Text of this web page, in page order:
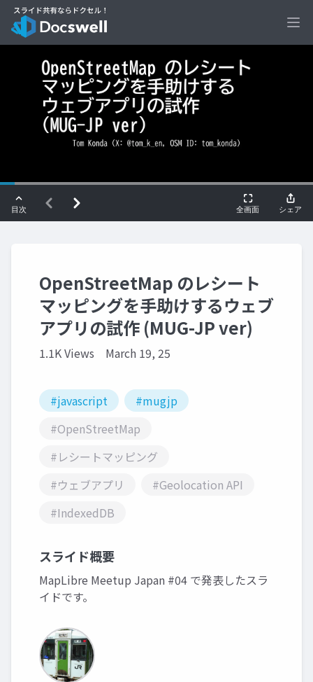
OpenStreetMap のレシート
マッピングを手助けするウェブ
アプリの試作 (MUG-JP ver)
1.1K Views March 19, 25
#javascript
#mugjp
#OpenStreetMap
#レシートマッピング
#ウェブアプリ
#Geolocation API
#IndexedDB
スライド概要
MapLibre Meetup Japan #04 で発表したスラ
イドです。